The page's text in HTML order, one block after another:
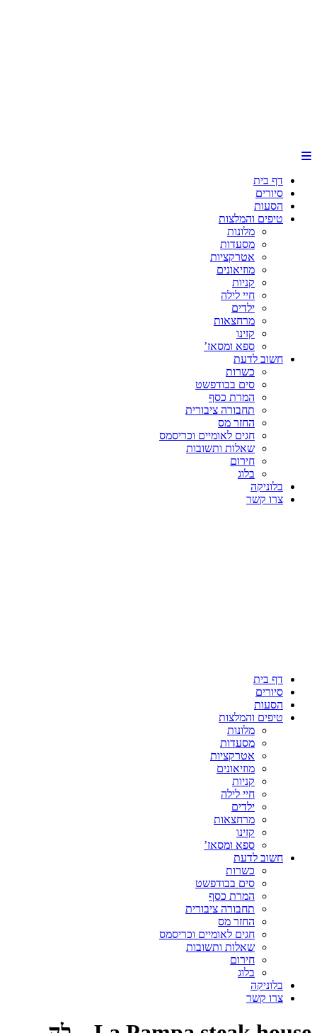
דף בית
סיורים
הסעות
טיפים והמלצות
מלונות
מסעדות
אטרקציות
מוזיאונים
קניות
חיי לילה
ילדים
מרחצאות
קזינו
ספא ומסאז’
חשוב לדעת
כשרות
סים בבודפשט
המרת כסף
תחבורה ציבורית
החזר מס
חגים לאומיים וכריסמס
שאלות ותשובות
חירום
בלוג
בלוניקה
צרו קשר
דף בית
סיורים
הסעות
טיפים והמלצות
מלונות
מסעדות
אטרקציות
מוזיאונים
קניות
חיי לילה
ילדים
מרחצאות
קזינו
ספא ומסאז’
חשוב לדעת
כשרות
סים בבודפשט
המרת כסף
תחבורה ציבורית
החזר מס
חגים לאומיים וכריסמס
שאלות ותשובות
חירום
בלוג
בלוניקה
צרו קשר